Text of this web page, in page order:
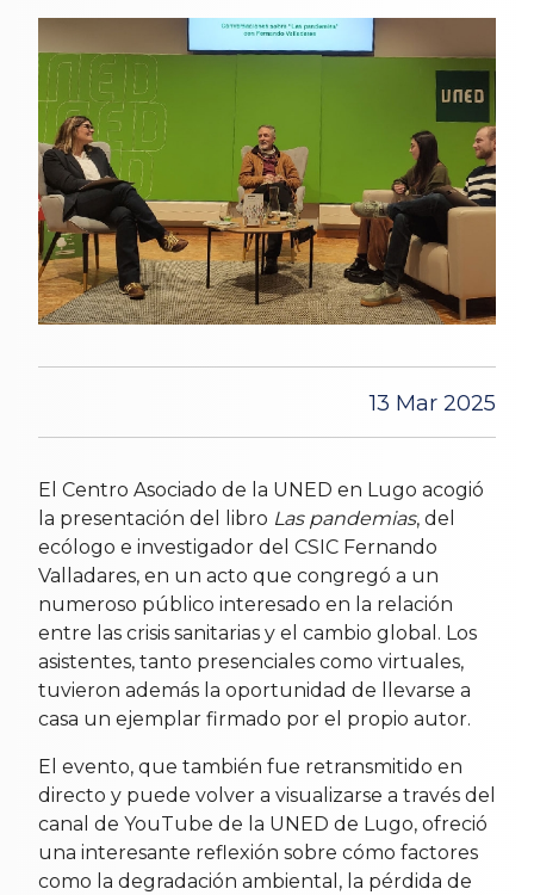
13 Mar 2025
El Centro Asociado de la UNED en Lugo acogió
la presentación del libro Las pandemias, del
ecólogo e investigador del CSIC Fernando
Valladares, en un acto que congregó a un
numeroso público interesado en la relación
entre las crisis sanitarias y el cambio global. Los
asistentes, tanto presenciales como virtuales,
tuvieron además la oportunidad de llevarse a
casa un ejemplar firmado por el propio autor.
El evento, que también fue retransmitido en
directo y puede volver a visualizarse a través del
canal de YouTube de la UNED de Lugo, ofreció
una interesante reflexión sobre cómo factores
como la degradación ambiental, la pérdida de